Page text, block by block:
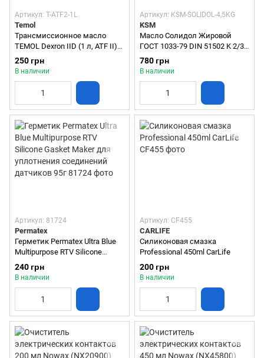
Артикул: T-ATF2-1L
Temol
Трансмиссионное масло
TEMOL Dexron IID (1 л, ATF II)
полусинтетическое для АКПП
(41148)
250 грн
В наличии
Артикул: KSM-SOLIDOL-4,5KG
KSM
Масло Солидол Жировой
ГОСТ 1033-79 DIN 51502 K 2/3
C-25 NLGI 2/3 (4,5 кг пп лого)
780 грн
В наличии
Артикул: 81724
Permatex
Герметик Permatex Ultra Blue
Multipurpose RTV Silicone
Gasket Maker для уплотнения
соединений датчиков 95г
240 грн
В наличии
Артикул: CF455
CARLIFE
Силиконовая смазка
Professional 450ml CarLife
200 грн
В наличии